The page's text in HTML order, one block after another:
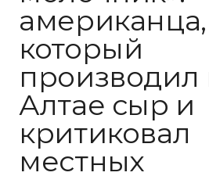
американца,
который
производил
Алтае сыр и
критиковал
местных